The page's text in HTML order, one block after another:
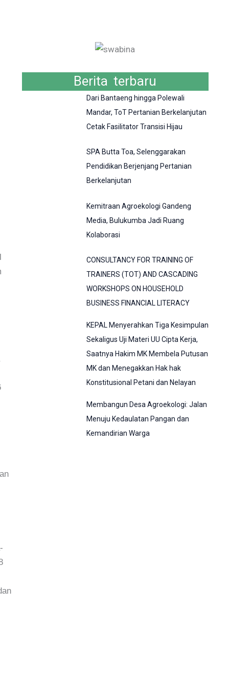
Berita terbaru
Dari Bantaeng hingga Polewali
Mandar, ToT Pertanian Berkelanjutan
Cetak Fasilitator Transisi Hijau
SPA Butta Toa, Selenggarakan
Pendidikan Berjenjang Pertanian
Berkelanjutan
Kemitraan Agroekologi Gandeng
Media, Bulukumba Jadi Ruang
Kolaborasi
CONSULTANCY FOR TRAINING OF
TRAINERS (TOT) AND CASCADING
WORKSHOPS ON HOUSEHOLD
BUSINESS FINANCIAL LITERACY
KEPAL Menyerahkan Tiga Kesimpulan
Sekaligus Uji Materi UU Cipta Kerja,
Saatnya Hakim MK Membela Putusan
MK dan Menegakkan Hak hak
Konstitusional Petani dan Nelayan
Membangun Desa Agroekologi: Jalan
Menuju Kedaulatan Pangan dan
Kemandirian Warga